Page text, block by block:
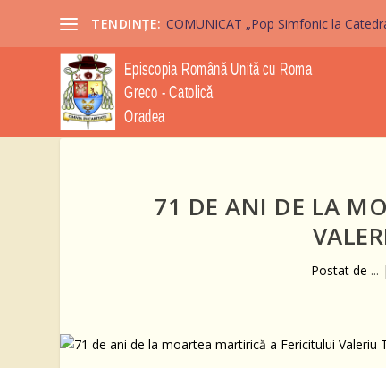
TENDINȚE: COMUNICAT „Pop Simfonic la
71 DE ANI DE LA
Postat de ...